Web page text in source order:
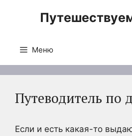
Меню
Путеводитель по
Если и есть какая-то